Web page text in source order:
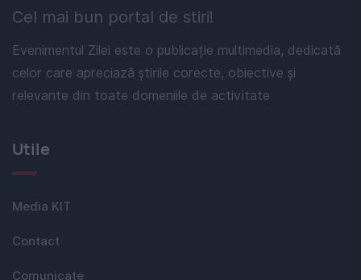
Cel mai bun portal de stiri!
Evenimentul Zilei este o publicație multimedia, dedicată
celor care apreciază știrile corecte, obiective și
relevante din toate domeniile de activitate
Utile
Media KIT
Contact
Comunicate